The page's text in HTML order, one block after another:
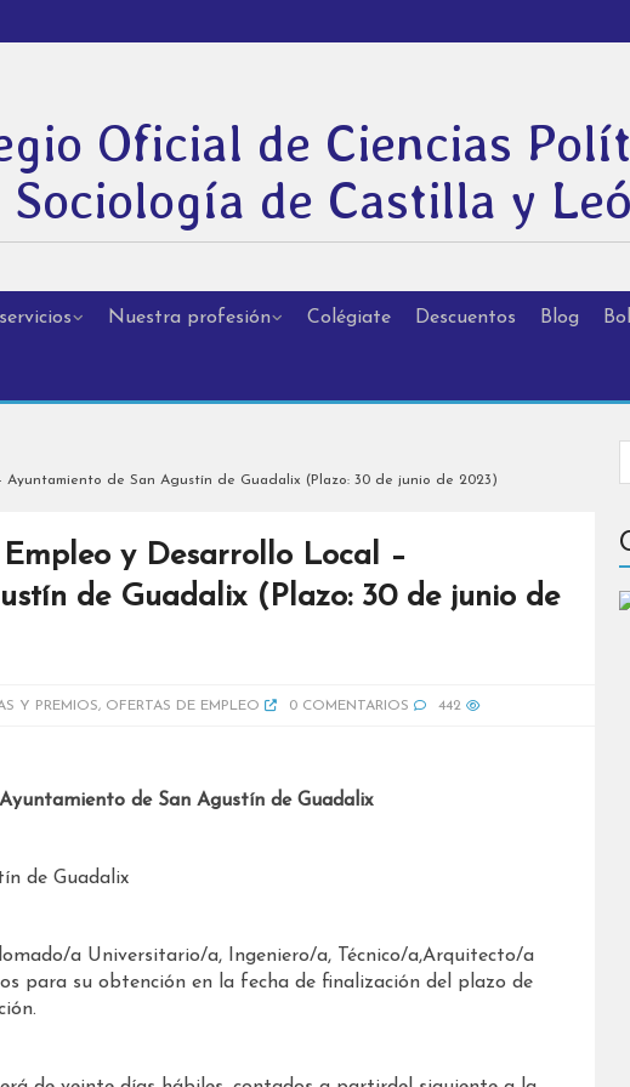
Oficial de Ciencias
Sociología de Castilla y
Nuestra profesión Colégiate Descuentos Blog
de San Agustín de Guadalix (Plazo: 30 de junio de 2023)
y Desarrollo Local –
de Guadalix (Plazo: 30 de junio de
Y PREMIOS, OFERTAS DE EMPLEO 0 COMENTARIOS 442
de San Agustín de Guadalix
de Guadalix
a Universitario/a, Ingeniero/a, Técnico/a,Arquitecto/a
para su obtención en la fecha de finalización del plazo de